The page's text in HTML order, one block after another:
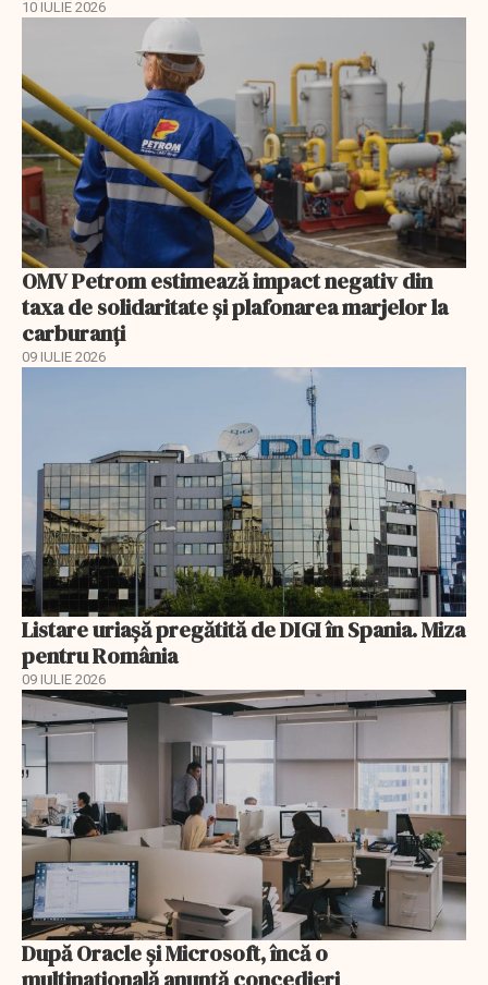
10 IULIE 2026
OMV Petrom estimează impact negativ din
taxa de solidaritate și plafonarea marjelor la
carburanți
09 IULIE 2026
Listare uriașă pregătită de DIGI în Spania. Miza
pentru România
09 IULIE 2026
După Oracle şi Microsoft, încă o